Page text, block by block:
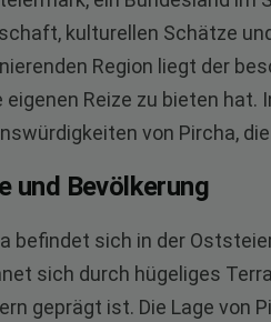
kulturellen Schätze
Region liegt der
eigenen Reize zu bieten
von Pircha,
und Bevölkerung
befindet sich in der
sich durch hügeliges
geprägt ist. Die Lage von